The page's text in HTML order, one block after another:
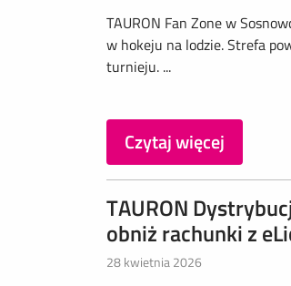
TAURON Fan Zone w
w hokeju na lodzie. Strefa
turnieju. ...
Czytaj więcej
TAURON
obniż rachunki z
28 kwietnia 2026